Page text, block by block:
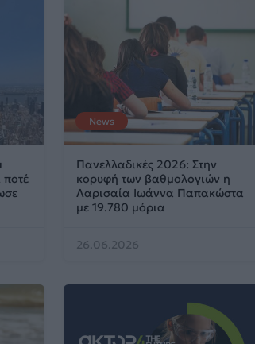
ποτέ
News
Πανελλαδικές 2026: Στην
κορυφή των βαθμολογιών η
Λαρισαία Ιωάννα Παπακώστα
με 19.780 μόρια
26.06.2026